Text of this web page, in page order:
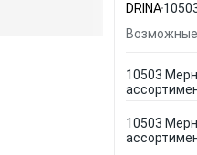
DRINA
10503
10503